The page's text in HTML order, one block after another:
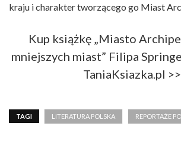
kraju i charakter tworzącego go Miast
Kup książkę „Miasto
mniejszych miast” Filipa
TaniaKsiazka.pl >>
TAGI LITERATURA POLSKA REPORTAŻE